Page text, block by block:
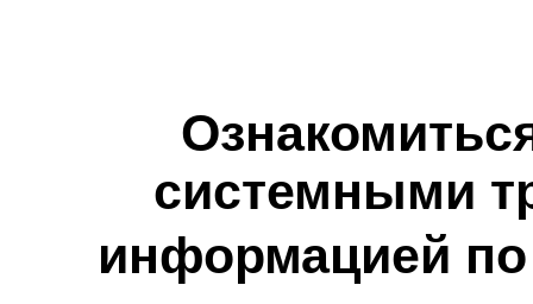
системными
информацией